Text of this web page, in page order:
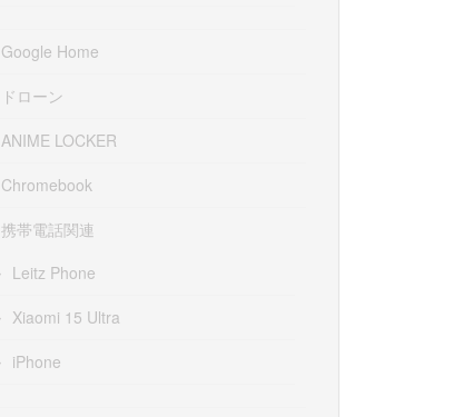
Google Home
ドローン
ANIME LOCKER
Chromebook
携帯電話関連
Leitz Phone
Xiaomi 15 Ultra
iPhone